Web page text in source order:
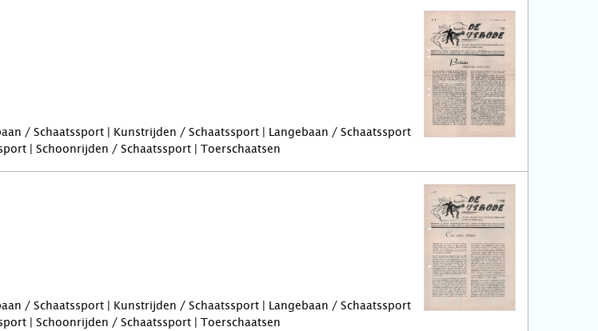
/ Schaatssport | Kunstrijden / Schaatssport | Langebaan / Schaatssport
| Schoonrijden / Schaatssport | Toerschaatsen
/ Schaatssport | Kunstrijden / Schaatssport | Langebaan / Schaatssport
| Schoonrijden / Schaatssport | Toerschaatsen